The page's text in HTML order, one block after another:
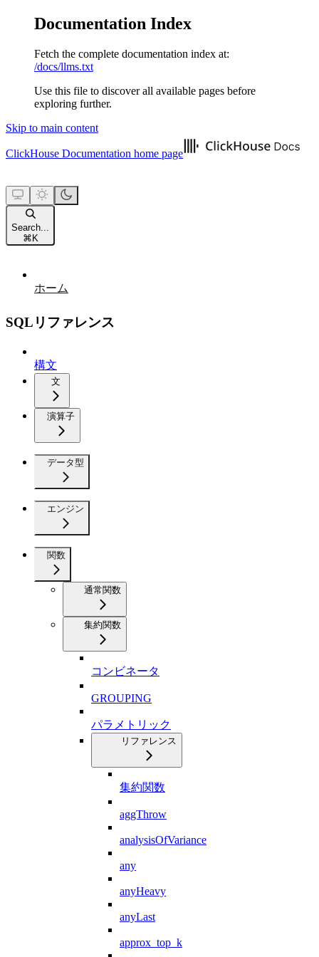
Documentation Index
Fetch the complete documentation index at:
/docs/llms.txt
Use this file to discover all available pages before
exploring further.
Skip to main content
ClickHouse Documentation home page
Search...
⌘ K
ホーム
SQLリファレンス
構文
文
演算子
データ型
エンジン
関数
通常関数
集約関数
コンビネータ
GROUPING
パラメトリック
リファレンス
集約関数
aggThrow
analysisOfVariance
any
anyHeavy
anyLast
approx_top_k